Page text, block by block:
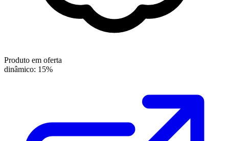
Produto em oferta
dinâmico: 15%